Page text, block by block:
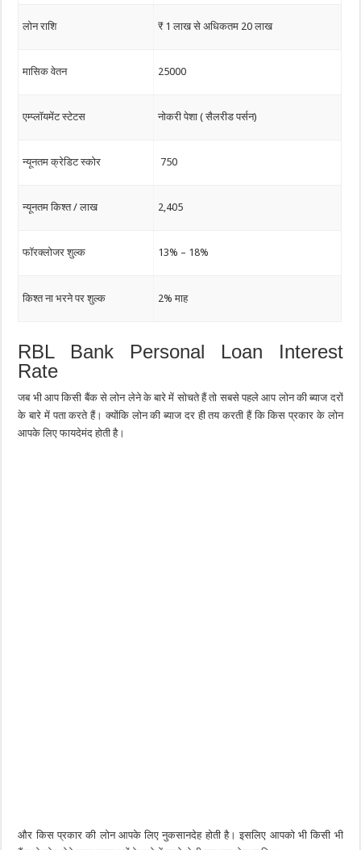
लोन राशि ₹ 1 लाख से अधिकतम 20 लाख
मासिक वेतन 25000
एम्प्लॉयमेंट स्टेटस नोकरी पेशा ( सैलरीड पर्सन)
न्यूनतम क्रेडिट स्कोर 750
न्यूनतम किश्त / लाख 2,405
फॉरक्लोजर शुल्क 13% – 18%
किश्त ना भरने पर शुल्क 2% माह
RBL Bank Personal Loan Interest
Rate
जब भी आप किसी बैंक से लोन लेने के बारे में सोचते हैं तो सबसे पहले आप लोन की ब्याज दरों
के बारे में पता करते हैं। क्योंकि लोन की ब्याज दर ही तय करती हैं कि किस प्रकार के लोन
आपके लिए फायदेमंद होती है।
और किस प्रकार की लोन आपके लिए नुकसानदेह होती है। इसलिए आपको भी किसी भी